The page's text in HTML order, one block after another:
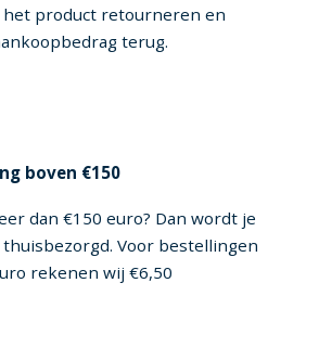
het product retourneren en
terug.
boven €150
dan €150 euro? Dan wordt je
Voor bestellingen
rekenen wij €6,50